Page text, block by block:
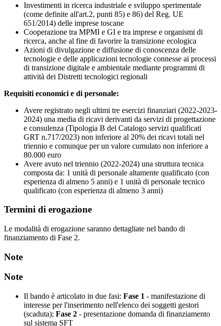
Investimenti in ricerca industriale e sviluppo sperimentale
(come definite all'art.2, punti 85) e 86) del Reg. UE
651/2014) delle imprese toscane
Cooperazione tra MPMI e GI e tra imprese e organismi di
ricerca, anche al fine di favorire la transizione ecologica
Azioni di divulgazione e diffusione di conoscenza delle
tecnologie e delle applicazioni tecnologie connesse ai processi
di transizione digitale e ambientale mediante programmi di
attività dei Distretti tecnologici regionali
Requisiti economici e di personale:
Avere registrato negli ultimi tre esercizi finanziari (2022-2023-
2024) una media di ricavi derivanti da servizi di progettazione
e consulenza (Tipologia B del Catalogo servizi qualificati
GRT n.717/2023) non inferiore al 20% dei ricavi totali nel
triennio e comunque per un valore cumulato non inferiore a
80.000 euro
Avere avuto nel triennio (2022-2024) una struttura tecnica
composta da: 1 unità di personale altamente qualificato (con
esperienza di almeno 5 anni) e 1 unità di personale tecnico
qualificato (con esperienza di almeno 3 anni)
Termini di erogazione
Le modalità di erogazione saranno dettagliate nel bando di
finanziamento di Fase 2.
Note
Note
Il bando è articolato in due fasi: Fase 1 - manifestazione di
interesse per l'inserimento nell'elenco dei soggetti gestori
(scaduta); Fase 2 - presentazione domanda di finanziamento
sul sistema SFT